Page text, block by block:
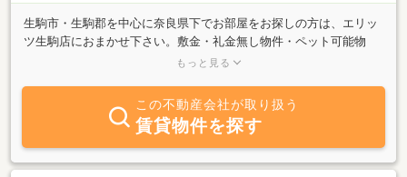
生駒市・生駒郡を中心に奈良県下でお部屋をお探しの方は、エリッ
ツ生駒店におまかせ下さい。敷金・礼金無し物件・ペット可能物
件・貸家・UR住宅など、お客様のライフスタイルに合わせた物件を
もっと見る
この不動産会社が取り扱う
賃貸物件を探す